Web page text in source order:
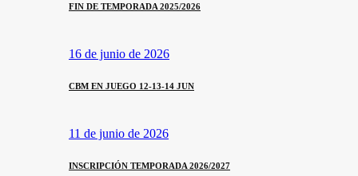
FIN DE TEMPORADA 2025/2026
16 de junio de 2026
CBM EN JUEGO 12-13-14 JUN
11 de junio de 2026
INSCRIPCIÓN TEMPORADA 2026/2027